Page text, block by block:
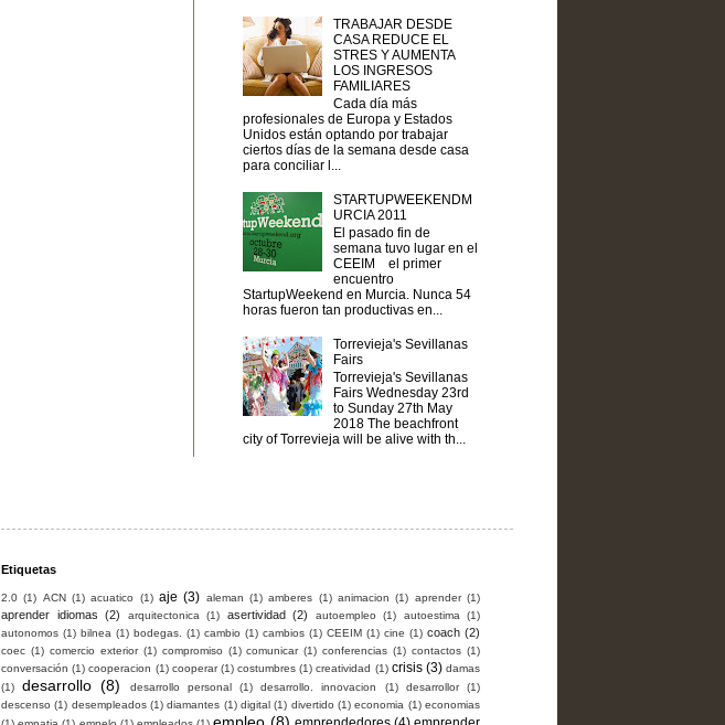
TRABAJAR DESDE
CASA REDUCE EL
STRES Y AUMENTA
LOS INGRESOS
FAMILIARES
Cada día más
profesionales de Europa y Estados
Unidos están optando por trabajar
ciertos días de la semana desde casa
para conciliar l...
STARTUPWEEKENDM
URCIA 2011
El pasado fin de
semana tuvo lugar en el
CEEIM el primer
encuentro
StartupWeekend en Murcia. Nunca 54
horas fueron tan productivas en...
Torrevieja's Sevillanas
Fairs
Torrevieja's Sevillanas
Fairs Wednesday 23rd
to Sunday 27th May
2018 The beachfront
city of Torrevieja will be alive with th...
Etiquetas
2.0 (1) ACN (1) acuatico (1) aje (3) aleman (1) amberes (1) animacion (1) aprender (1)
aprender idiomas (2) arquitectonica (1) asertividad (2) autoempleo (1) autoestima
(1)
autonomos (1) bilnea (1) bodegas. (1) cambio (1) cambios (1) CEEIM (1) cine (1) coach (2)
coec (1) comercio exterior (1) compromiso (1) comunicar (1) conferencias (1) contactos (1)
conversación (1) cooperacion (1) cooperar (1) costumbres (1) creatividad (1) crisis (3) damas
(1)
desarrollo (8) desarrollo personal (1) desarrollo. innovacion (1) desarrollor
(1)
descenso (1) desempleados (1) diamantes (1) digital (1) divertido (1) economia (1) economias
empleo (8)